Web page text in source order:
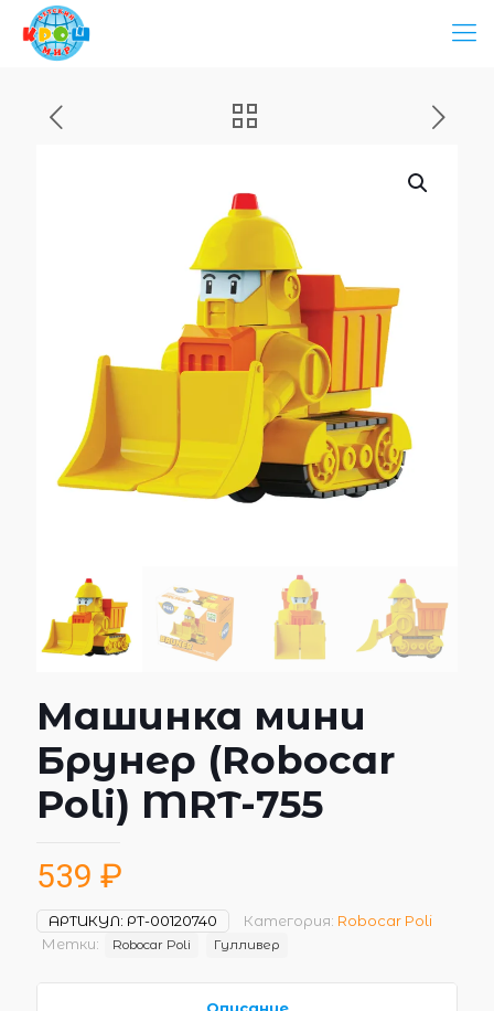
Машинка мини
Брунер (Robocar
Poli) MRT-755
539 ₽
АРТИКУЛ: РТ-00120740 Категория: Robocar Poli
Метки:
Robocar Poli Гулливер
Описание